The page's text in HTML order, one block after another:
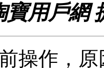
寶用戶網
操作，